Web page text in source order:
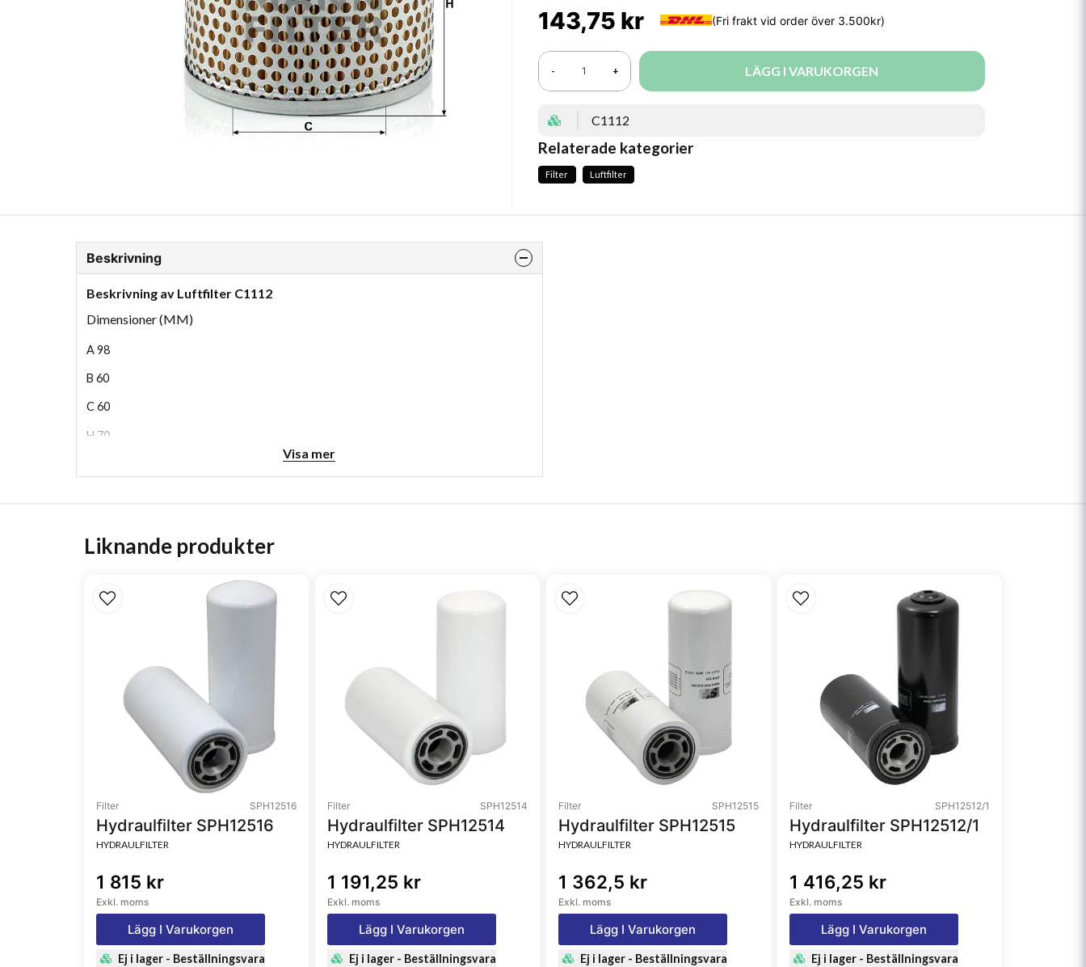
Fordonskem
Motorolja tunga fordon
143,75 kr
- + LÄGG I VARUKORGEN
C1112
Relaterade kategorier
Filter Luftfilter
Beskrivning
Beskrivning av Luftfilter C1112
Dimensioner (MM)
A98
B 60
C 60
H 70
Visa mer
Liknande produkter
Filter SPH12516
Hydraulfilter SPH12516
HYDRAULFILTER
1 815 kr
Exkl. moms
Lägg I Varukorgen
Ej i lager - Beställningsvara
Filter SPH12514
Hydraulfilter SPH12514
HYDRAULFILTER
1 191,25 kr
Exkl. moms
Lägg I Varukorgen
Ej i lager - Beställningsvara
Filter SPH12515
Hydraulfilter SPH12515
HYDRAULFILTER
1 362,5 kr
Exkl. moms
Lägg I Varukorgen
Ej i lager - Beställningsvara
Filter SPH12512/1
Hydraulfilter SPH12512/1
HYDRAULFILTER
1 416,25 kr
Exkl. moms
Lägg I Varukorgen
Ej i lager - Beställningsvara